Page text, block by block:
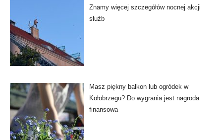
Znamy więcej szczegółów nocnej akcji
służb
Masz piękny balkon lub ogródek w
Kołobrzegu? Do wygrania jest nagroda
finansowa